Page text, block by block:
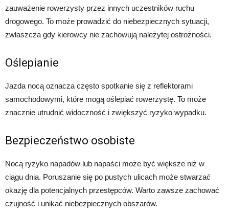
zauważenie rowerzysty przez innych uczestników ruchu
drogowego. To może prowadzić do niebezpiecznych sytuacji,
zwłaszcza gdy kierowcy nie zachowują należytej ostrożności.
Oślepianie
Jazda nocą oznacza często spotkanie się z reflektorami
samochodowymi, które mogą oślepiać rowerzystę. To może
znacznie utrudnić widoczność i zwiększyć ryzyko wypadku.
Bezpieczeństwo osobiste
Nocą ryzyko napadów lub napaści może być większe niż w
ciągu dnia. Poruszanie się po pustych ulicach może stwarzać
okazję dla potencjalnych przestępców. Warto zawsze zachować
czujność i unikać niebezpiecznych obszarów.